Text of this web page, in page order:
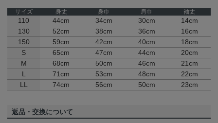
サイズ 身丈 身巾 肩巾 袖丈
110 44cm 34cm 30cm
14cm
130
52cm 38cm 36cm
16cm
150
59cm 42cm 40cm
18cm
S
65cm 47cm 44cm
20cm
M
68cm 50cm 46cm
21cm
L
71cm 53cm 48cm
22cm
LL
74cm 56cm 50cm 23cm
返品・交換について